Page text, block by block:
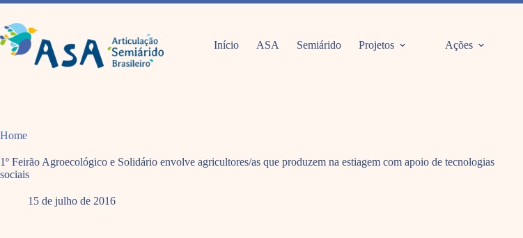
Pular
o
conteúdo
Início ASA Semiárido Projetos Ações
Home
1º Feirão Agroecológico e Solidário envolve agricultores/as que produzem na estiagem com apoio de tecnologias
sociais
15 de julho de 2016